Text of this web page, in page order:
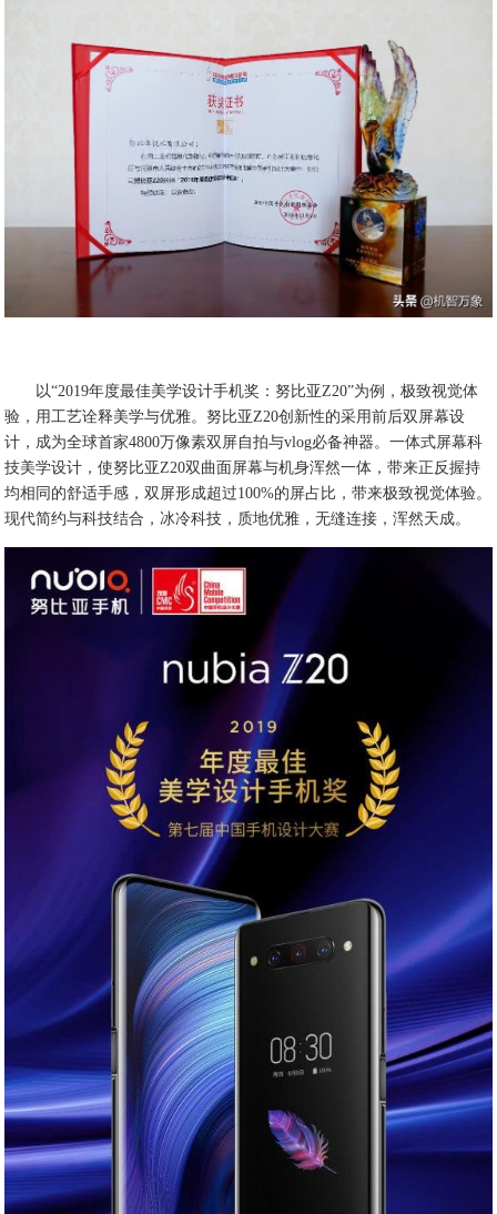
以“2019年度最佳美学设计手机奖：努比亚Z20”为例，极致视觉体
验，用工艺诠释美学与优雅。努比亚Z20创新性的采用前后双屏幕设
计，成为全球首家4800万像素双屏自拍与vlog必备神器。一体式屏幕科
技美学设计，使努比亚Z20双曲面屏幕与机身浑然一体，带来正反握持
均相同的舒适手感，双屏形成超过100%的屏占比，带来极致视觉体验。
现代简约与科技结合，冰冷科技，质地优雅，无缝连接，浑然天成。